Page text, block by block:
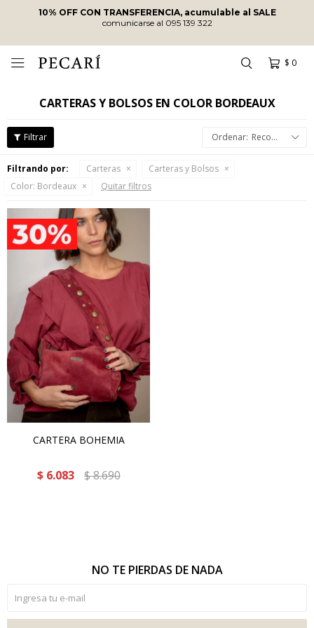
10% OFF CON TRANSFERENCIA, acumulable al SALE
comunicarse al 095 139 322
$ 0

CARTERAS Y BOLSOS EN COLOR BORDEAUX
Recomendados
Filtrando por: Carteras
Carteras y Bolsos
Color: Bordeaux Quitar filtros
CARTERA BOHEMIA
$ 6.083 $8.690
NO TE PIERDAS DE NADA